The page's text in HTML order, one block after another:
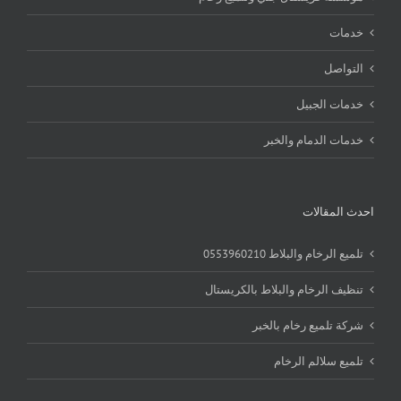
خدمات
التواصل
خدمات الجبيل
خدمات الدمام والخبر
احدث المقالات
تلميع الرخام والبلاط 0553960210
تنظيف الرخام والبلاط بالكريستال
شركة تلميع رخام بالخبر
تلميع سلالم الرخام